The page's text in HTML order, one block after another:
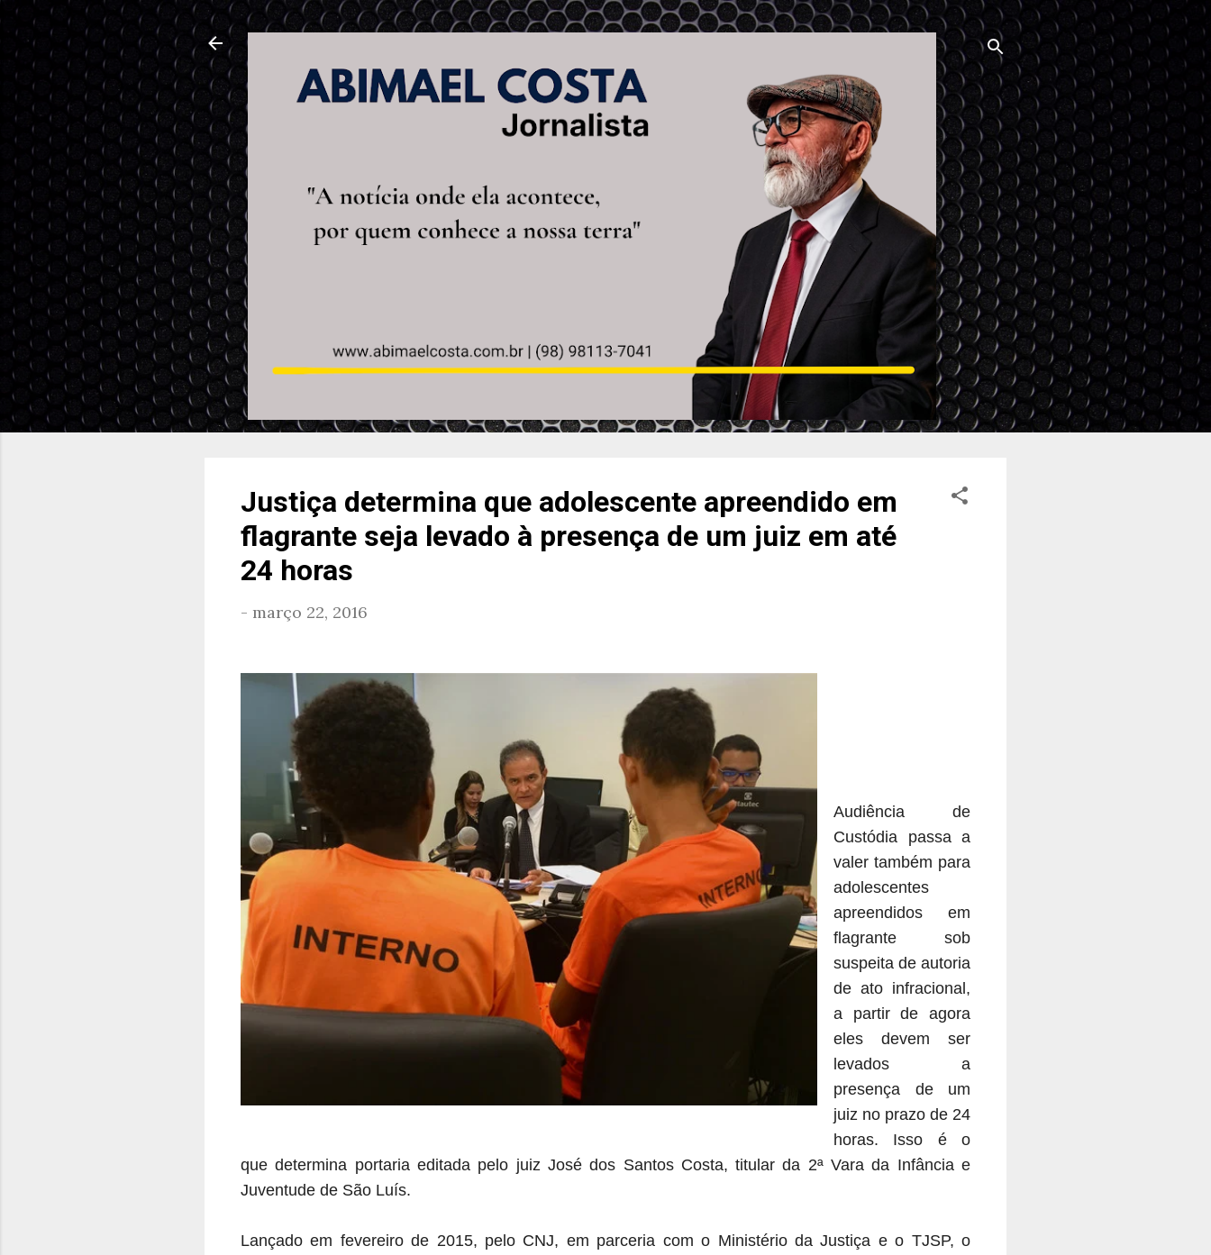
Pular para o conteúdo principal
Justiça determina que adolescente apreendido em
flagrante seja levado à presença de um juiz em até
24 horas
- março 22, 2016
Audiência de
Custódia passa a
valer também para
adolescentes
apreendidos em
flagrante sob
suspeita de autoria
de ato infracional,
a partir de agora
eles devem ser
levados a
presença de um
juiz no prazo de 24
horas. Isso é o
que determina portaria editada pelo juiz José dos Santos Costa, titular da 2ª Vara da Infância e
Juventude de São Luís.
Lançado em fevereiro de 2015, pelo CNJ, em parceria com o Ministério da Justiça e o TJSP, o